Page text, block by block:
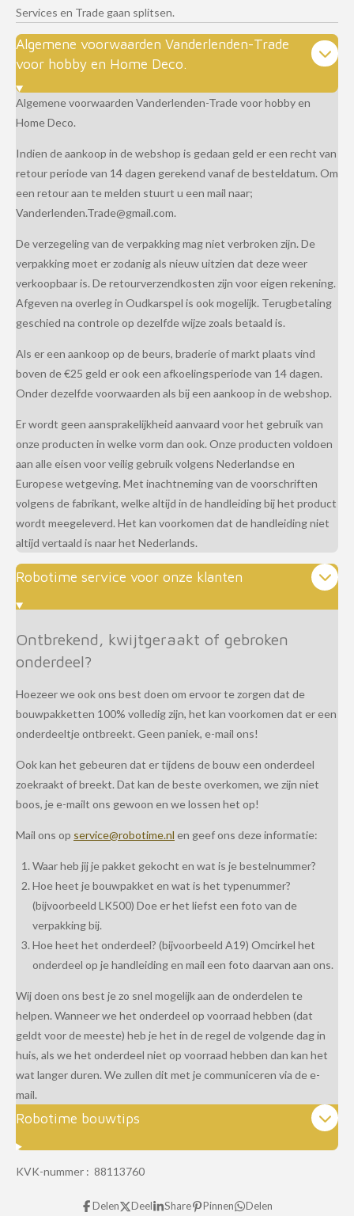
Services en Trade gaan splitsen.
Algemene voorwaarden Vanderlenden-Trade
voor hobby en Home Deco.
Algemene voorwaarden Vanderlenden-Trade voor hobby en
Home Deco.
Indien de aankoop in de webshop is gedaan geld er een recht van
retour periode van 14 dagen gerekend vanaf de besteldatum. Om
een retour aan te melden stuurt u een mail naar;
Vanderlenden.Trade@gmail.com.
De verzegeling van de verpakking mag niet verbroken zijn. De
verpakking moet er zodanig als nieuw uitzien dat deze weer
verkoopbaar is. De retourverzendkosten zijn voor eigen rekening.
Afgeven na overleg in Oudkarspel is ook mogelijk. Terugbetaling
geschied na controle op dezelfde wijze zoals betaald is.
Als er een aankoop op de beurs, braderie of markt plaats vind
boven de €25 geld er ook een afkoelingsperiode van 14 dagen.
Onder dezelfde voorwaarden als bij een aankoop in de webshop.
Er wordt geen aansprakelijkheid aanvaard voor het gebruik van
onze producten in welke vorm dan ook. Onze producten voldoen
aan alle eisen voor veilig gebruik volgens Nederlandse en
Europese wetgeving. Met inachtneming van de voorschriften
volgens de fabrikant, welke altijd in de handleiding bij het product
wordt meegeleverd. Het kan voorkomen dat de handleiding niet
altijd vertaald is naar het Nederlands.
Robotime service voor onze klanten
Ontbrekend, kwijtgeraakt of gebroken
onderdeel?
Hoezeer we ook ons best doen om ervoor te zorgen dat de
bouwpakketten 100% volledig zijn, het kan voorkomen dat er een
onderdeeltje ontbreekt. Geen paniek, e-mail ons!
Ook kan het gebeuren dat er tijdens de bouw een onderdeel
zoekraakt of breekt. Dat kan de beste overkomen, we zijn niet
boos, je e-mailt ons gewoon en we lossen het op!
Mail ons op service@robotime.nl en geef ons deze informatie:
Waar heb jij je pakket gekocht en wat is je bestelnummer?
Hoe heet je bouwpakket en wat is het typenummer?
(bijvoorbeeld LK500) Doe er het liefst een foto van de
verpakking bij.
Hoe heet het onderdeel? (bijvoorbeeld A19) Omcirkel het
onderdeel op je handleiding en mail een foto daarvan aan ons.
Wij doen ons best je zo snel mogelijk aan de onderdelen te
helpen. Wanneer we het onderdeel op voorraad hebben (dat
geldt voor de meeste) heb je het in de regel de volgende dag in
huis, als we het onderdeel niet op voorraad hebben dan kan het
wat langer duren. We zullen dit met je communiceren via de e-
mail.
Robotime bouwtips
KVK-nummer : 88113760
Delen Deel Share Pinnen Delen